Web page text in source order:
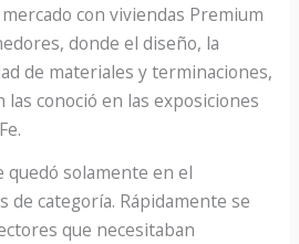
con viviendas Premium
donde el diseño, la
de materiales y terminaciones,
conoció en las exposiciones
quedó solamente en el
de categoría. Rápidamente se
que necesitaban